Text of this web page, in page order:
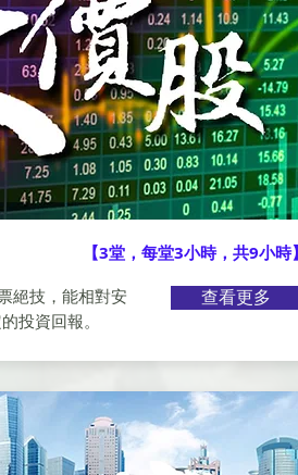
【3堂，每堂3小時，共9小時】
絕技，能相對安
投資回報。
查看更多